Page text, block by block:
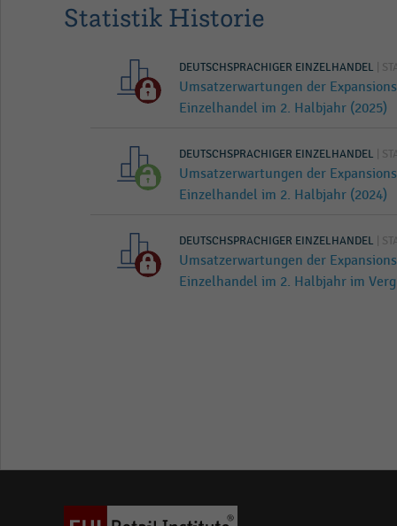
Statistik Historie
DEUTSCHSPRACHIGER EINZELHANDEL |
Umsatzerwartungen der
Einzelhandel im 2. Halbjahr (2025)
DEUTSCHSPRACHIGER EINZELHANDEL |
Umsatzerwartungen der
Einzelhandel im 2. Halbjahr (2024)
DEUTSCHSPRACHIGER EINZELHANDEL |
Umsatzerwartungen der
Einzelhandel im 2. Halbjahr im